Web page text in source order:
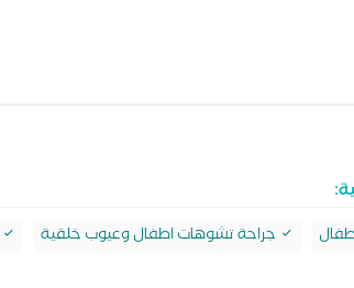
جراحة تشوهات اطفال وعيوب خلقية